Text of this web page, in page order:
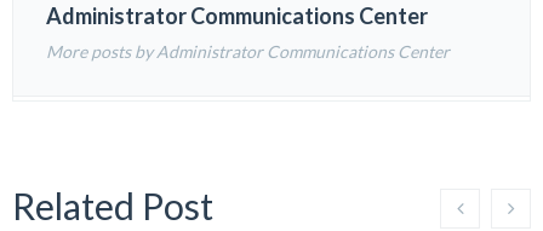
Administrator Communications Center
More posts by Administrator Communications Center
Related Post